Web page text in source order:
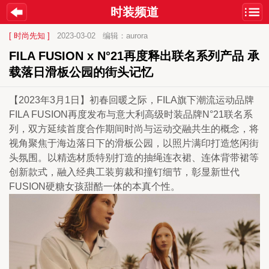
时装频道
[ 时尚先知 ] 2023-03-02 编辑：aurora
FILA FUSION x N°21再度释出联名系列产品 承
载落日滑板公园的街头记忆
【2023年3月1日】初春回暖之际，FILA旗下潮流运动品牌
FILA FUSION再度发布与意大利高级时装品牌N°21联名系
列，双方延续首度合作期间时尚与运动交融共生的概念，将
视角聚焦于海边落日下的滑板公园，以照片满印打造悠闲街
头氛围。以精选材质特别打造的抽绳连衣裙、连体背带裙等
创新款式，融入经典工装剪裁和撞钉细节，彰显新世代
FUSION硬糖女孩甜酷一体的本真个性。